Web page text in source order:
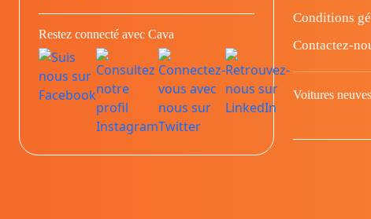
Restez connecté avec Cava
Conditions
Contactez-
Voitures neuves